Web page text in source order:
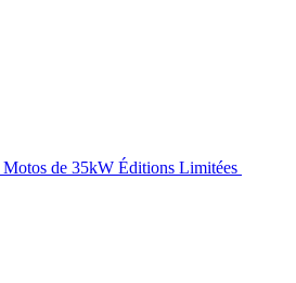
Motos de 35kW Éditions Limitées